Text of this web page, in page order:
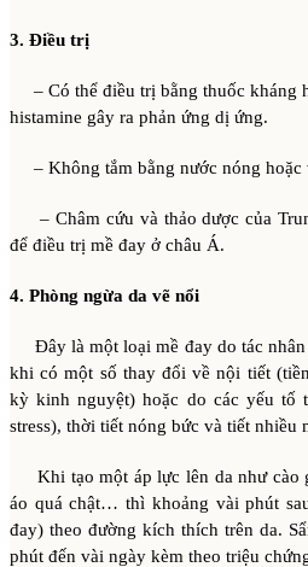
3. Điều trị
– Có thể điều trị bằng thuốc kháng
histamine gây ra phản ứng dị ứng.
– Không tắm bằng nước nóng hoặc
– Châm cứu và thảo dược của
để điều trị mề đay ở châu Á.
4. Phòng ngừa da vẽ nổi
Đây là một loại mề đay do tác nhân
khi có một số thay đổi về nội tiết
kỳ kinh nguyệt) hoặc do các yếu tố
stress), thời tiết nóng bức và tiết nhiều
Khi tạo một áp lực lên da như cào
áo quá chật… thì khoảng vài phút
đay) theo đường kích thích trên da.
phút đến vài ngày kèm theo triệu